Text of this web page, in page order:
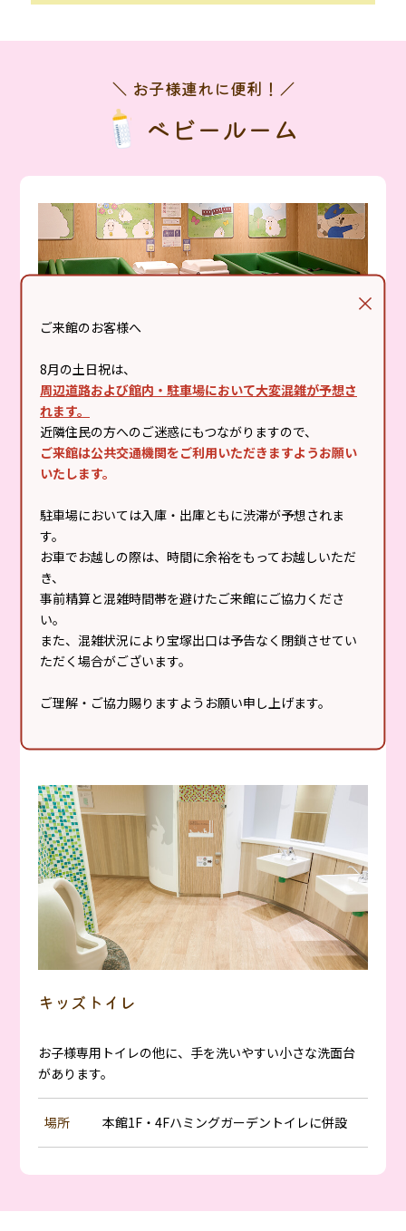
ご来館のお客様へ
8月の土日祝は、
周辺道路および館内・駐車場において大変混雑が予想さ
れます。
近隣住民の方へのご迷惑にもつながりますので、
ご来館は公共交通機関をご利用いただきますようお願い
いたします。
駐車場においては入庫・出庫ともに渋滞が予想されま
す。
お車でお越しの際は、時間に余裕をもってお越しいただ
き、
事前精算と混雑時間帯を避けたご来館にご協力くださ
い。
また、混雑状況により宝塚出口は予告なく閉鎖させてい
ただく場合がございます。
ご理解・ご協力賜りますようお願い申し上げます。
＼ お子様連れに便利！／
ベビールーム
ベビールーム
ベビーベッドがある部屋と授乳室には間仕切りがあるの
で、パパもおむつ替えができます。
設備
授乳室、おむつ替えシート、給湯器、流し台
場所
本館1F・3F 北モールトイレ併設／2F・4F 南
※2Fのみ個室のため一組ずつご利用ください
キッズトイレ
お子様専用トイレの他に、手を洗いやすい小さな洗面台
があります。
場所 本館1F・4Fハミングガーデントイレに併設